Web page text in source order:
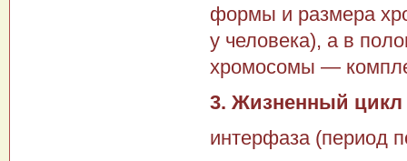
формы и размера
у человека), а в
хромосомы —
3. Жизненный цикл
интерфаза (период